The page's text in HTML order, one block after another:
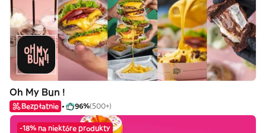
Oh My Bun !
Bezpłatnie 96%(500+)
-18% na niektóre produkty